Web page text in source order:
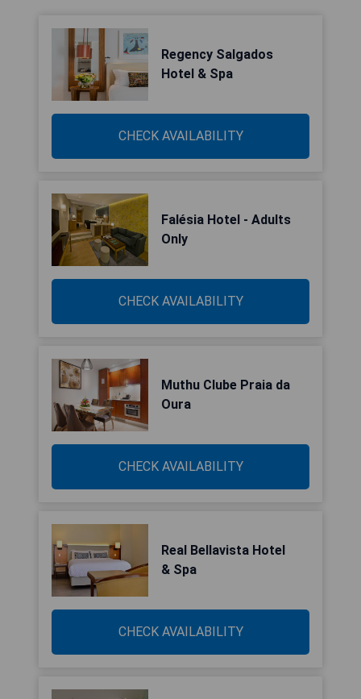
Regency Salgados
Hotel & Spa
CHECK AVAILABILITY
Falésia Hotel - Adults
Only
CHECK AVAILABILITY
Muthu Clube Praia da
Oura
CHECK AVAILABILITY
Real Bellavista Hotel
& Spa
CHECK AVAILABILITY